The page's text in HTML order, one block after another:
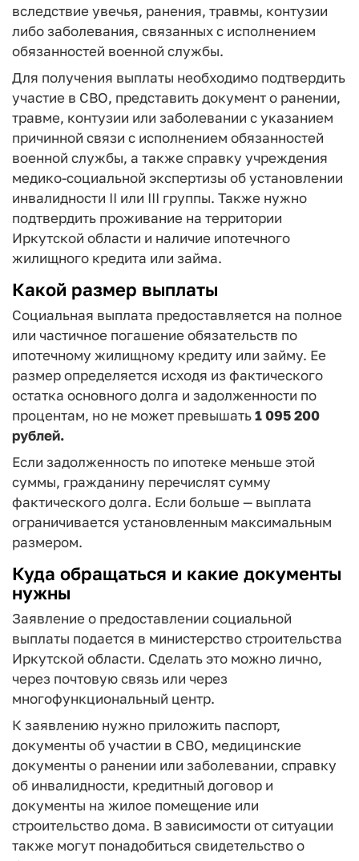
вследствие увечья, ранения, травмы, контузии
либо заболевания, связанных с исполнением
обязанностей военной службы.
Для получения выплаты необходимо подтвердить
участие в СВО, представить документ о ранении,
травме, контузии или заболевании с указанием
причинной связи с исполнением обязанностей
военной службы, а также справку учреждения
медико-социальной экспертизы об установлении
инвалидности II или III группы. Также нужно
подтвердить проживание на территории
Иркутской области и наличие ипотечного
жилищного кредита или займа.
Какой размер выплаты
Социальная выплата предоставляется на полное
или частичное погашение обязательств по
ипотечному жилищному кредиту или займу. Ее
размер определяется исходя из фактического
остатка основного долга и задолженности по
процентам, но не может превышать1 095 200
рублей.
Если задолженность по ипотеке меньше этой
суммы, гражданину перечислят сумму
фактического долга. Если больше — выплата
ограничивается установленным максимальным
размером.
Куда обращаться и какие документы
нужны
Заявление о предоставлении социальной
выплаты подается в министерство строительства
Иркутской области. Сделать это можно лично,
через почтовую связь или через
многофункциональный центр.
К заявлению нужно приложить паспорт,
документы об участии в СВО, медицинские
документы о ранении или заболевании, справку
об инвалидности, кредитный договор и
документы на жилое помещение или
строительство дома. В зависимости от ситуации
также могут понадобиться свидетельство о